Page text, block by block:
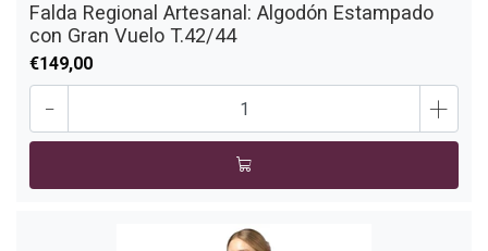
Falda Regional Artesanal: Algodón Estampado
con Gran Vuelo T.42/44
€149,00
- +